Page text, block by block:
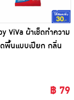
ViVa ผ้าเช็ดทำความ
ดพื้นแบบเปียก กลิ่น
฿ 79